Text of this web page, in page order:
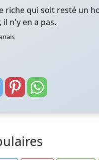
riche qui soit resté un
n'y en a pas.